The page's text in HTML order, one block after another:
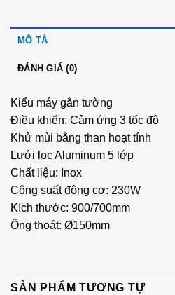
MÔ TẢ
ĐÁNH GIÁ (0)
Kiểu máy gắn tường
Điều khiển: Cảm ứng 3 tốc độ
Khử mùi bằng than hoạt tính
Lưới lọc Aluminum 5 lớp
Chất liệu: Inox
Công suất động cơ: 230W
Kích thước: 900/700mm
Ống thoát: Ø150mm
SẢN PHẨM TƯƠNG TỰ